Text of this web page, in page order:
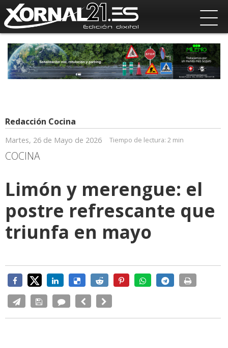
Redacción Cocina
Martes, 26 de Mayo de 2026 Tiempo de lectura: 2 min
COCINA
Limón y merengue: el
postre refrescante que
triunfa en mayo